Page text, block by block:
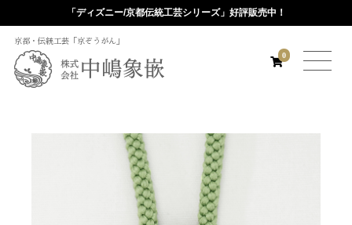
「ディズニー/京都伝統工芸シリーズ」好評販売中！
京都・伝統工芸「京ぞうがん」
0